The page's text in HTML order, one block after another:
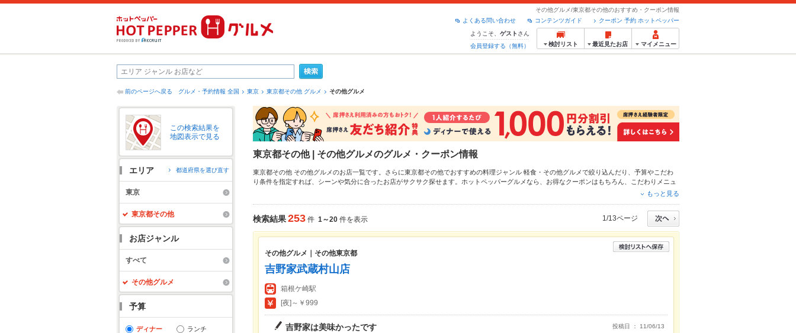
その他グルメ/東京都その他のおすすめ・クーポン情報
クーポン 予約 ホットペッパー
コンテンツガイド
よくある問い合わせ
ようこそ、 ゲスト さん
会員登録する（無料）
検討リスト 最近見たお店 マイメニュー
前のページへ戻る グルメ・予約情報 全国 東京 東京都その他 グルメ その他グルメ
この検索結果を
地図表示で見る
エリア 都道府県を選び直す
東京
東京都その他
お店ジャンル
すべて
その他グルメ
予算
ディナー ランチ
東京都その他 | その他グルメのグルメ・クーポン情報
東京都その他 その他グルメのお店一覧です。さらに東京都その他でおすすめの料理ジャンル 軽食・その他グルメで絞り込んだり、予算やこだわ
り条件を指定すれば、シーンや気分に合ったお店がサクサク探せます。ホットペッパーグルメなら、お得なクーポンはもちろん、こだわりメニュ
や季節のおすすめ料理など、お店の最新情報をご紹介しているので安心！24時間使える簡単便利なネット予約が使
もっと見る
検索結果253 件 1～20 件を表示 1/13ページ
その他グルメ｜その他東京都
吉野家武蔵村山店
箱根ケ崎駅
[夜]～￥999
投稿日 ： 11/06/13
吉野家は美味かったです